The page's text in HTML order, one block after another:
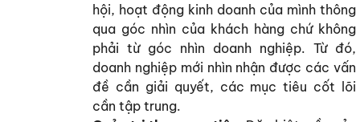
hội, hoạt động kinh doanh của mình thông
qua góc nhìn của khách hàng chứ không
phải từ góc nhìn doanh nghiệp. Từ đó,
doanh nghiệp mới nhìn nhận được các vấn
đề cần giải quyết, các mục tiêu cốt lõi
cần tập trung.